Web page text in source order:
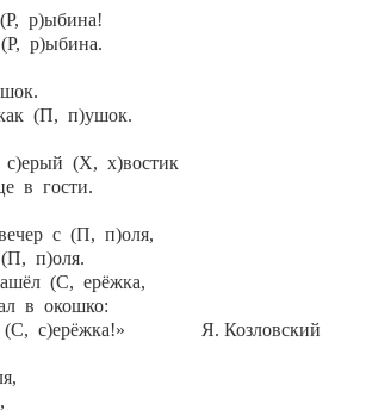
р)ыбина!
р)ыбина.
(П, п)ушок.
(Х, х)востик
в гости.
с (П, п)оля,
(П, п)оля.
(С, ерёжка,
в окошко:
(С, с)ерёжка!» Я. Козловский